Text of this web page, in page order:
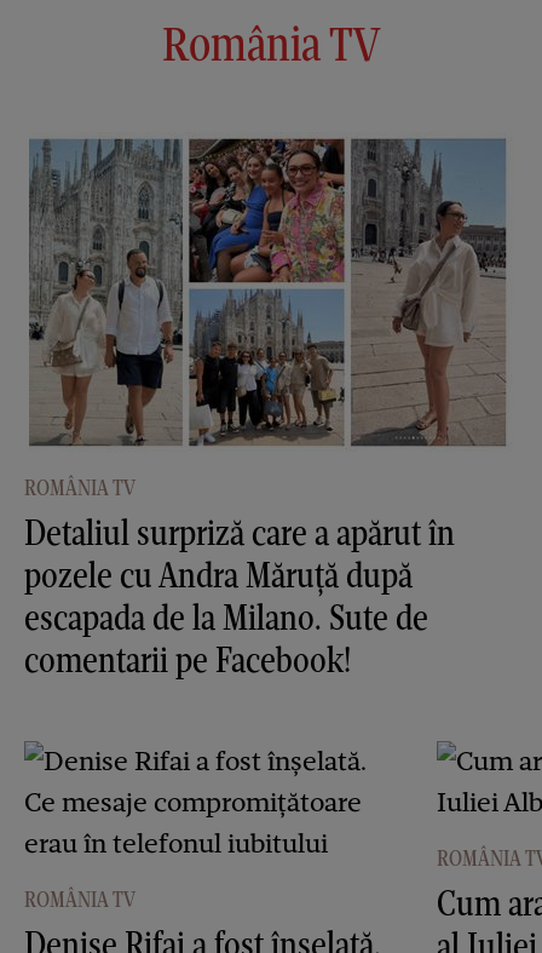
România TV
ROMÂNIA TV
Detaliul surpriză care a apărut în
pozele cu Andra Măruţă după
escapada de la Milano. Sute de
comentarii pe Facebook!
ROMÂNIA TV
ROMÂNIA
Cum